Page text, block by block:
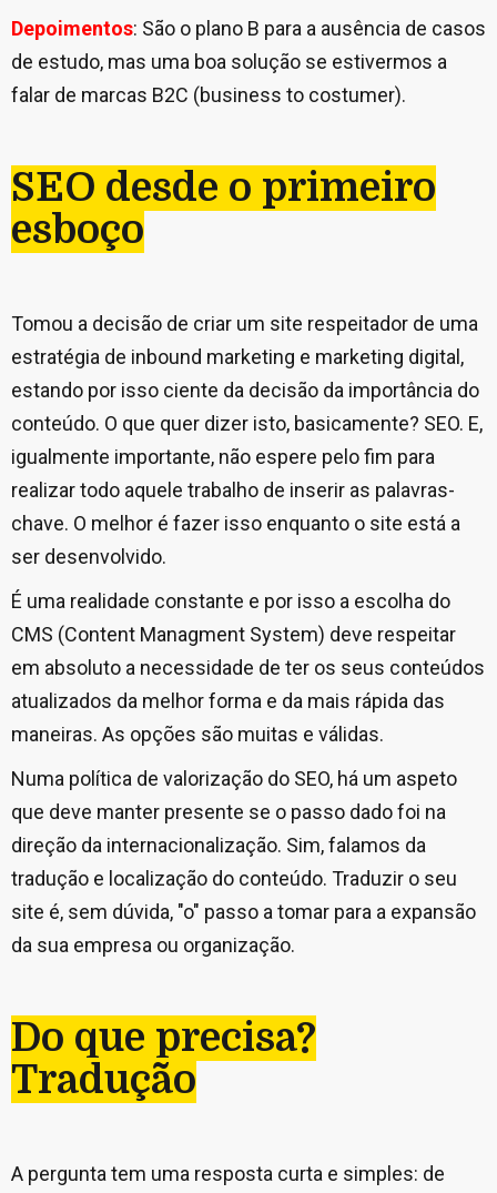
Depoimentos: São o plano B para a ausência de casos
de estudo, mas uma boa solução se estivermos a
falar de marcas B2C (business to costumer).
SEO desde o primeiro
esboço
Tomou a decisão de criar um site respeitador de uma
estratégia de inbound marketing e marketing digital,
estando por isso ciente da decisão da importância do
conteúdo. O que quer dizer isto, basicamente? SEO. E,
igualmente importante, não espere pelo fim para
realizar todo aquele trabalho de inserir as palavras-
chave. O melhor é fazer isso enquanto o site está a
ser desenvolvido.
É uma realidade constante e por isso a escolha do
CMS (Content Managment System) deve respeitar
em absoluto a necessidade de ter os seus conteúdos
atualizados da melhor forma e da mais rápida das
maneiras. As opções são muitas e válidas.
Numa política de valorização do SEO, há um aspeto
que deve manter presente se o passo dado foi na
direção da internacionalização. Sim, falamos da
tradução e localização do conteúdo. Traduzir o seu
site é, sem dúvida, "o" passo a tomar para a expansão
da sua empresa ou organização.
Do que precisa?
Tradução
A pergunta tem uma resposta curta e simples: de